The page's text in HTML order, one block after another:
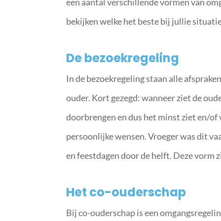
bekijken welke het beste bij jullie
De bezoekregeling
In de bezoekregeling staan alle
ouder. Kort gezegd: wanneer ziet de
doorbrengen en dus het minst ziet en/
persoonlijke wensen. Vroeger was dit
en feestdagen door de helft. Deze
Het co-ouderschap
Bij co-ouderschap is een